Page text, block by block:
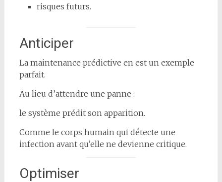
risques futurs.
Anticiper
La maintenance prédictive en est un exemple
parfait.
Au lieu d’attendre une panne :
le système prédit son apparition.
Comme le corps humain qui détecte une
infection avant qu’elle ne devienne critique.
Optimiser